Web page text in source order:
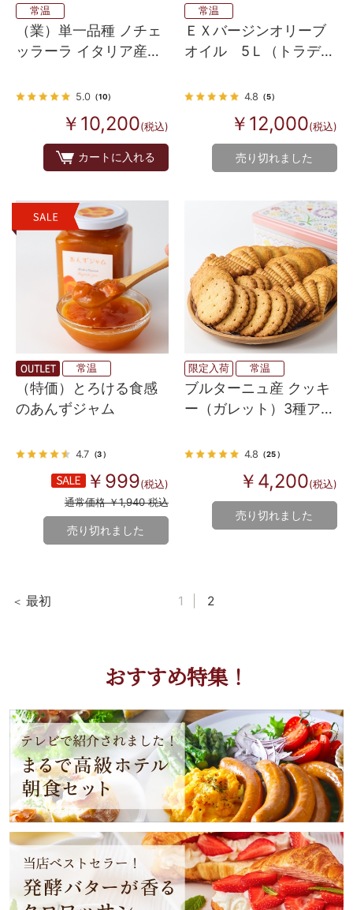
常温
（業）単一品種 ノチェ
ッラーラ イタリア産
ル ３本入り
5.0（10）
￥10,200(税込)
カートに入れる
常温
ＥＸバージンオリーブ
オイル 5Ｌ（トラディ
4.8 （5）
￥12,000(税込)
売り切れました
常温
（特価）とろける食感
のあんずジャム
4.7 （3）
￥999(税込)
通常価格 ￥1,940 税込
売り切れました
限定入荷 常温
ブルターニュ産 クッキ
ー（ガレット）3種アソ
ー）
4.8 （25）
￥4,200(税込)
売り切れました
最初 1 2
おすすめ特集！